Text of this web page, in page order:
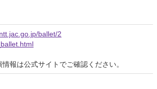
ballet/2
報は公式サイトでご確認ください。